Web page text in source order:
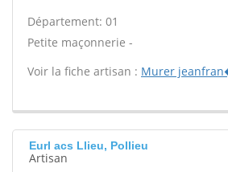
Département: 01
Petite maçonnerie -
Voir la fiche artisan : Murer
Eurl acs Llieu, Pollieu
Artisan